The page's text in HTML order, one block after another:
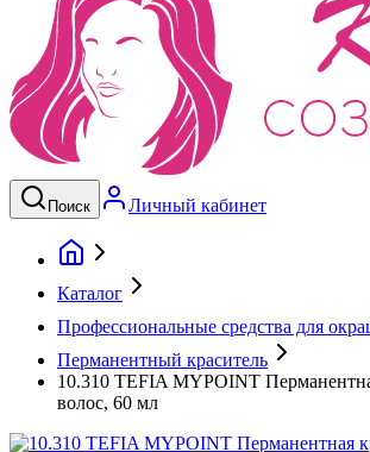
Поиск Личный кабинет
Каталог
Профессиональные средства для
Перманентный краситель
10.310 TEFIA MYPOINT
волос, 60 мл